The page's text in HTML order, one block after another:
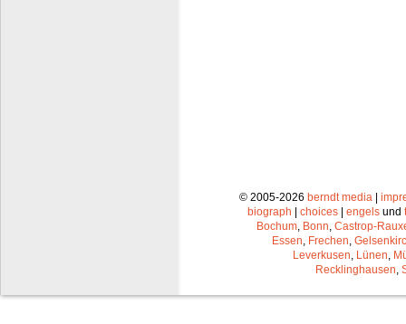
© 2005-2026 berndt media |
biograph | choices | engels und
Bochum Bonn Castrop-
Essen Frechen
Leverkusen Lünen
Recklinghausen